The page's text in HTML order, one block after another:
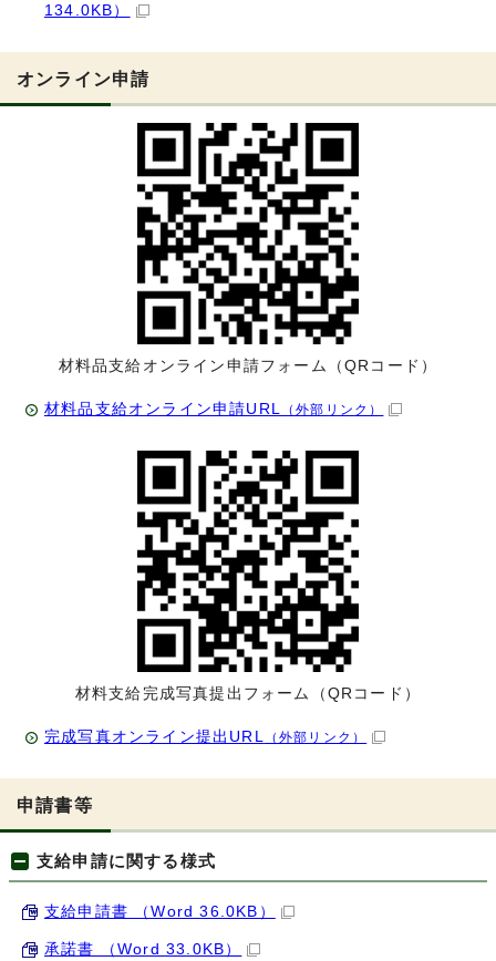
134.0KB）
オンライン申請
材料品支給オンライン申請フォーム（QRコード）
材料品支給オンライン申請URL （外部リンク）
材料支給完成写真提出フォーム（QRコード）
完成写真オンライン提出URL （外部リンク）
申請書等
支給申請に関する様式
支給申請書 （Word 36.0KB）
承諾書 （Word 33.0KB）